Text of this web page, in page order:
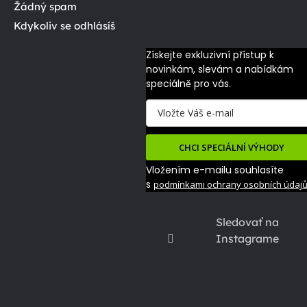
Sledovať na
Instagrame
Žádný spam
Kdykoliv se odhlásíš
Získejte exkluzivní přístup k
novinkám, slevám a nabídkám
speciálně pro vás.
CHCI SPECIÁLNÍ VÝHODY
Vložením e-mailu souhlasíte
s podmínkami ochrany osobních údajů